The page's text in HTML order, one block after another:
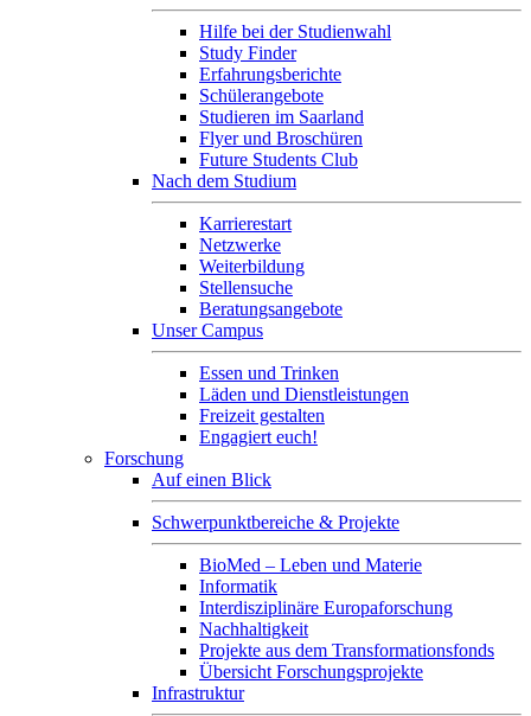
Hilfe bei der Studienwahl
Study Finder
Erfahrungsberichte
Schülerangebote
Studieren im Saarland
Flyer und Broschüren
Future Students Club
Nach dem Studium
Karrierestart
Netzwerke
Weiterbildung
Stellensuche
Beratungsangebote
Unser Campus
Essen und Trinken
Läden und Dienstleistungen
Freizeit gestalten
Engagiert euch!
Forschung
Auf einen Blick
Schwerpunktbereiche & Projekte
BioMed – Leben und Materie
Informatik
Interdisziplinäre Europaforschung
Nachhaltigkeit
Projekte aus dem Transformationsfonds
Übersicht Forschungsprojekte
Infrastruktur